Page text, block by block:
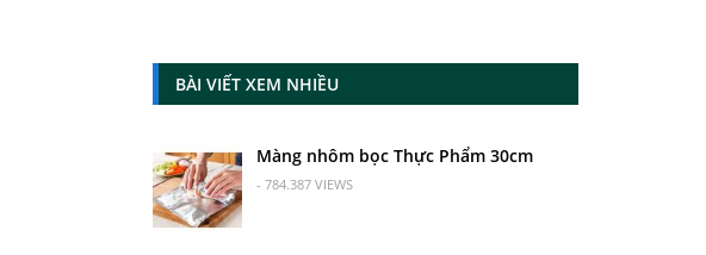
BÀI VIẾT XEM NHIỀU
Màng nhôm bọc Thực Phẩm 30cm
- 784.387 VIEWS